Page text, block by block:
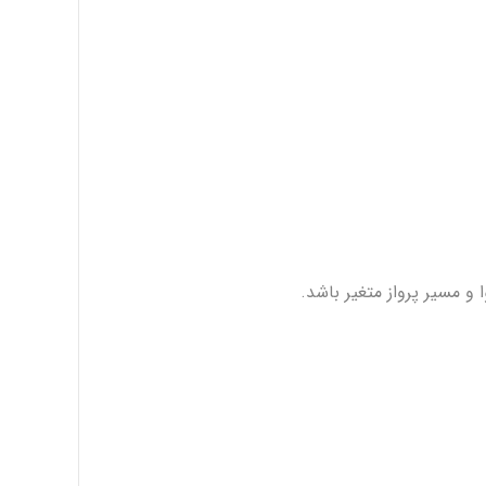
و مسیر پرواز متغیر باشد.